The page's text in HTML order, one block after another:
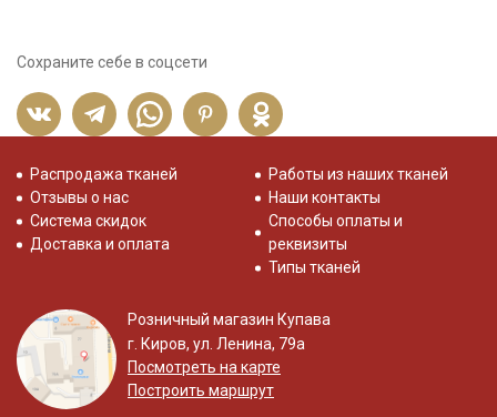
Сохраните себе в соцсети
Распродажа тканей
Отзывы о нас
Система скидок
Доставка и оплата
Работы из наших тканей
Наши контакты
Способы оплаты и
реквизиты
Типы тканей
Розничный магазин Купава
г. Киров, ул. Ленина, 79а
Посмотреть на карте
Построить маршрут